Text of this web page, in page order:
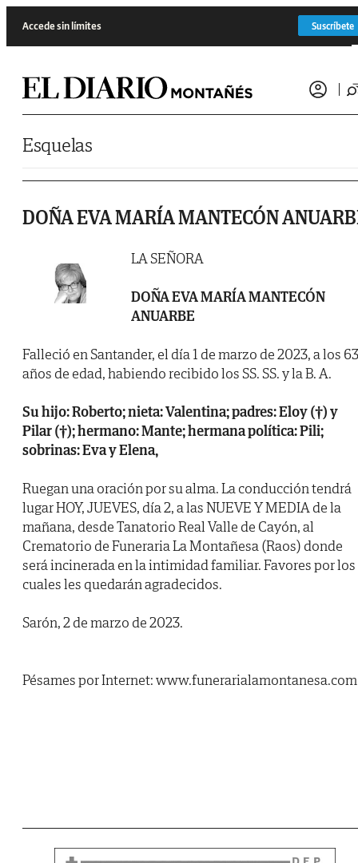
Accede sin límites Suscríbete
Esquelas
DOÑA EVA MARÍA MANTECÓN
LA SEÑORA
DOÑA EVA MARÍA MANTECÓN
ANUARBE
Falleció en Santander, el día 1 de marzo de 2023, a los 63
años de edad, habiendo recibido los SS. SS. y la B. A.
Su hijo: Roberto; nieta: Valentina; padres: Eloy (†) y
Pilar (†); hermano: Mante; hermana política: Pili;
sobrinas: Eva y Elena,
Ruegan una oración por su alma. La conducción tendrá
lugar HOY, JUEVES, día 2, a las NUEVE Y MEDIA de la
mañana, desde Tanatorio Real Valle de Cayón, al
Crematorio de Funeraria La Montañesa (Raos) donde
será incinerada en la intimidad familiar. Favores por los
cuales les quedarán agradecidos.
Sarón, 2 de marzo de 2023.
Pésames por Internet: www.funerarialamontanesa.com